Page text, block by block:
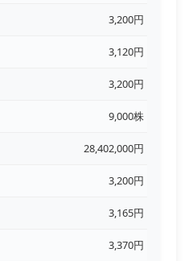
3,200円
3,120円
3,200円
9,000株
28,402,000円
3,200円
3,165円
3,370円